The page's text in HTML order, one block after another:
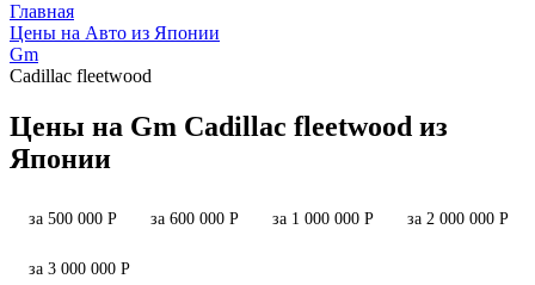
Главная
Цены на Авто из Японии
Gm
Cadillac fleetwood
Цены на Gm Cadillac fleetwood из
Японии
за 500 000 Р за 600 000 Р за 1 000 000 Р за 2 000 000 Р
за 3 000 000 Р